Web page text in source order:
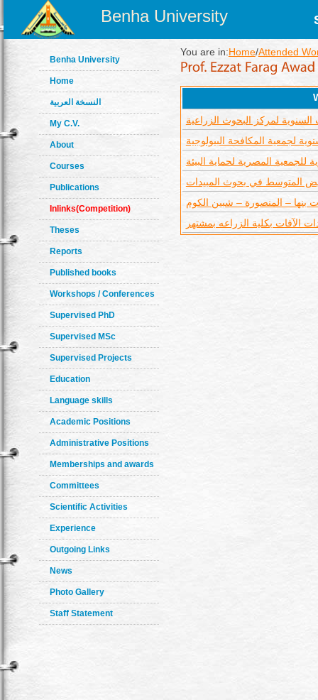
Benha University
Benha University
Home
النسخة العربية
My C.V.
About
Courses
Publications
Inlinks(Competition)
Theses
Reports
Published books
Workshops / Conferences
Supervised PhD
Supervised MSc
Supervised Projects
Education
Language skills
Academic Positions
Administrative Positions
Memberships and awards
Committees
Scientific Activities
Experience
Outgoing Links
News
Photo Gallery
Staff Statement
You are in:Home/Attended
السنوية لمركز البحوث الزراعية
لجمعية المكافحة البيولوجية
للجمعية المصرية لحماية البيئة
المتوسط في بحوث المبيدات
بنها – المنصورة – شبين الكوم
الآفات بكلية الزراعه بمشتهر